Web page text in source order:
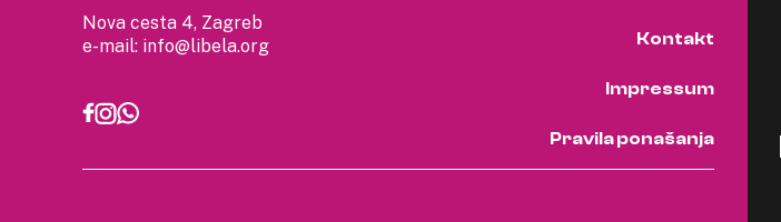
Nova cesta 4, Zagreb
e-mail: info@libela.org Kontakt
Impressum
Pravila ponašanja